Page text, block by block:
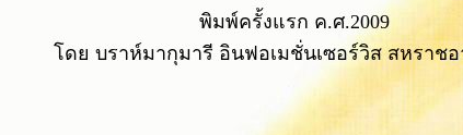
พิมพ์ครั้งแรก ค.ศ.2009
โดย บราห์มากุมารี อินฟอเมชั่นเซอร์วิส สหราช